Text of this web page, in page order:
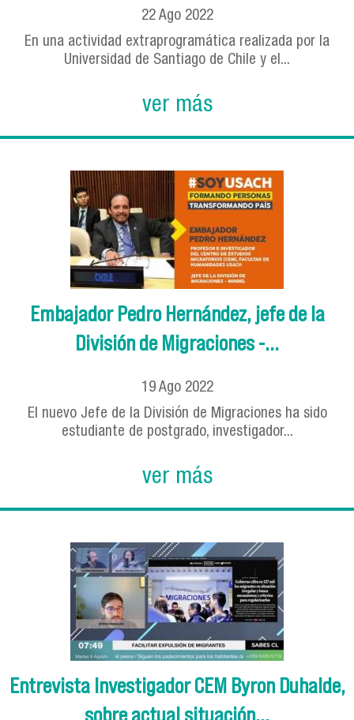
22 Ago 2022
En una actividad extraprogramática realizada por la
Universidad de Santiago de Chile y el...
ver más
Embajador Pedro Hernández, jefe de la
División de Migraciones -...
19 Ago 2022
El nuevo Jefe de la División de Migraciones ha sido
estudiante de postgrado, investigador...
ver más
Entrevista Investigador CEM Byron Duhalde,
sobre actual situación...